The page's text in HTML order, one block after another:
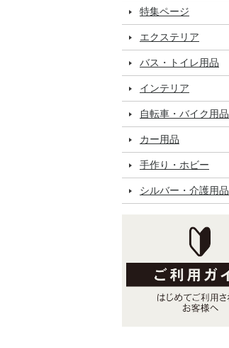
特集ページ
エクステリア
バス・トイレ用品
インテリア
自転車・バイク用品
カー用品
手作り・ホビー
シルバー・介護用品